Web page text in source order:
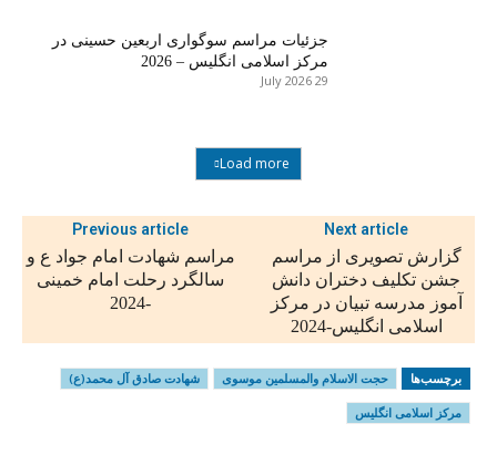
جزئیات مراسم سوگواری اربعین حسینی در
مرکز اسلامی انگلیس – 2026
29 July 2026
Load more
Previous article
مراسم شهادت امام جواد ع و
سالگرد رحلت امام خمینی
-2024
Next article
گزارش تصویری از مراسم
جشن تکلیف دختران دانش
آموز مدرسه تبیان در مرکز
اسلامی انگلیس-2024
برچسب‌ها حجت الاسلام والمسلمین موسوی شهادت صادق آل محمد(ع)
مرکز اسلامی انگلیس